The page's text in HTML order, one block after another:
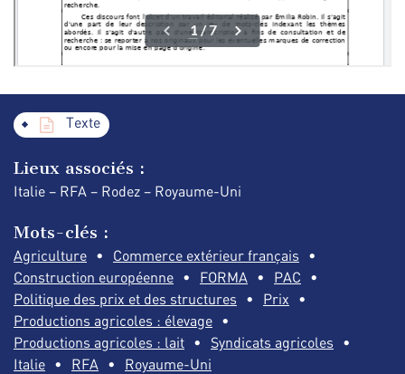
Texte
Lieux associés :
Italie – RFA – Rodez – Royaume-Uni
Mots-clés :
Agriculture
Commerce extérieur français
Construction européenne
FORMA
PAC
Politique des prix et des structures
Prix
Productions agricoles : élevage
Productions agricoles : lait
Syndicats agricoles
Italie
RFA Royaume-Uni